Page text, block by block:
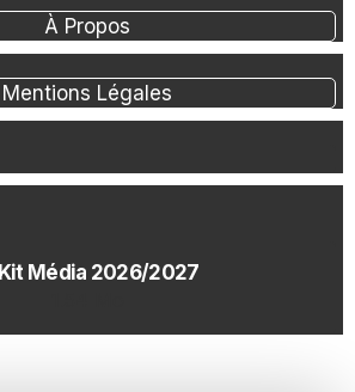
À Propos
Mentions Légales
Kit Média 2026/2027